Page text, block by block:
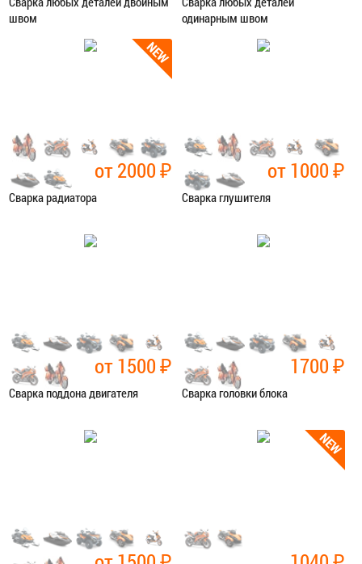
швом
Сварочные работы
одинарным швом
Сварочные работы
от 2000₽
Сварка радиатора
Сварочные работы
от 1000₽
Сварка глушителя
Сварочные работы
от 1500₽
Сварка поддона двигателя
Сварочные работы
1700₽
Сварка головки блока
Сварочные работы